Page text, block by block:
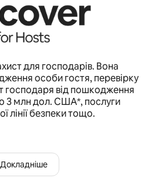
для господарів. Вона
особи гостя, перевірку
господаря від пошкодження
3 млн дол. США*, послуги
лінії безпеки тощо.
Докладніше